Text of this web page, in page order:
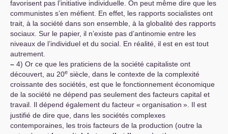
favorisent pas l’initiative individuelle. On peut même dire que les
communistes s’en méfient. En effet, les rapports socialistes ont
trait, à la société dans son ensemble, à la globalité des rapports
sociaux. Sur le papier, il n’existe pas d’antinomie entre les
niveaux de l’individuel et du social. En réalité, il est en est tout
autrement.
– 4) Or ce que les praticiens de la société capitaliste ont
découvert, au 20e siècle, dans le contexte de la complexité
croissante des sociétés, est que le fonctionnement économique
de la société ne dépend pas seulement des facteurs capital et
travail. Il dépend également du facteur « organisation ». Il est
justifié de dire que, dans les sociétés complexes
contemporaines, les trois facteurs de la production (outre la